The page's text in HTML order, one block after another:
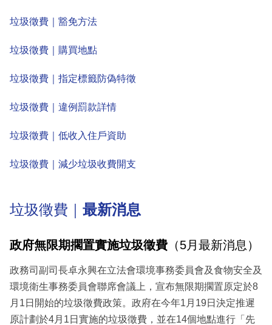
垃圾徵費｜豁免方法
垃圾徵費｜購買地點
垃圾徵費｜指定標籤防偽特徵
垃圾徵費｜違例罰款詳情
垃圾徵費｜低收入住戶資助
垃圾徵費｜減少垃圾收費開支
垃圾徵費｜ 最新消息
政府無限期擱置實施垃圾徵費 （5月最新消息）
政務司副司長卓永興在立法會環境事務委員會及食物安全及
環境衛生事務委員會聯席會議上，宣布無限期擱置原定於8
月1日開始的垃圾徵費政策。政府在今年1月19日決定推遲
原計劃於4月1日實施的垃圾徵費，並在14個地點進行「先